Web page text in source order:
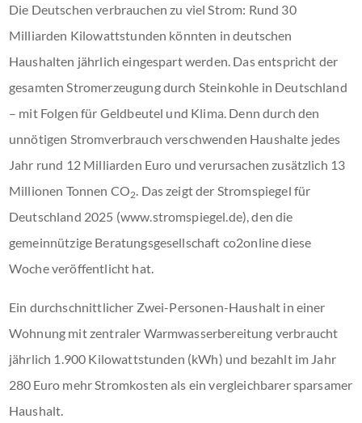
Die Deutschen verbrauchen zu viel Strom: Rund 30
Milliarden Kilowattstunden könnten in deutschen
Haushalten jährlich eingespart werden. Das entspricht der
gesamten Stromerzeugung durch Steinkohle in Deutschland
– mit Folgen für Geldbeutel und Klima. Denn durch den
unnötigen Stromverbrauch verschwenden Haushalte jedes
Jahr rund 12 Milliarden Euro und verursachen zusätzlich 13
Millionen Tonnen CO2 . Das zeigt der Stromspiegel für
Deutschland 2025 (www.stromspiegel.de), den die
gemeinnützige Beratungsgesellschaft co2online diese
Woche veröffentlicht hat.
Ein durchschnittlicher Zwei-Personen-Haushalt in einer
Wohnung mit zentraler Warmwasserbereitung verbraucht
jährlich 1.900 Kilowattstunden (kWh) und bezahlt im Jahr
280 Euro mehr Stromkosten als ein vergleichbarer sparsamer
Haushalt.